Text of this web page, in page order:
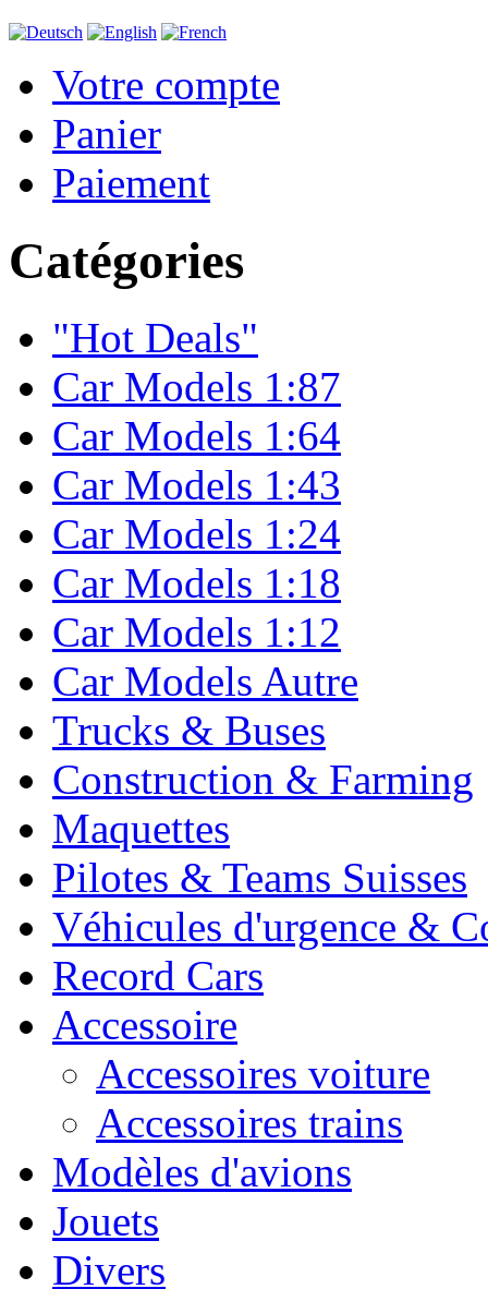
Votre compte
Panier
Paiement
Catégories
"Hot Deals"
Car Models 1:87
Car Models 1:64
Car Models 1:43
Car Models 1:24
Car Models 1:18
Car Models 1:12
Car Models Autre
Trucks & Buses
Construction & Farming
Maquettes
Pilotes & Teams Suisses
Véhicules d'urgence &
Record Cars
Accessoire
Accessoires voiture
Accessoires trains
Modèles d'avions
Jouets
Divers